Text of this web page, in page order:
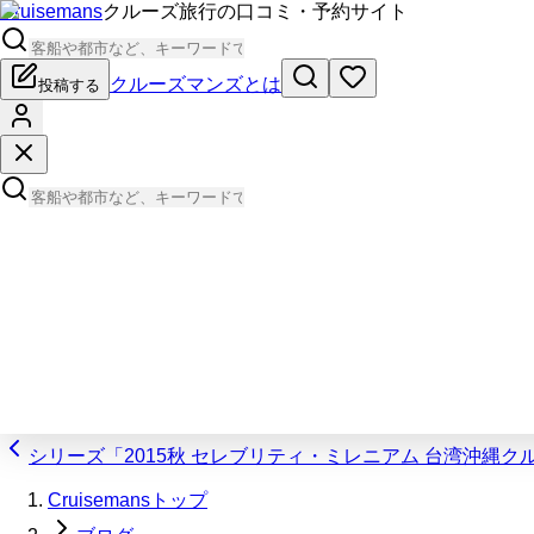
Cruisemansクルーズ旅行の口コミ・予約サイト
投稿する クルーズマンズとは
シリーズ「2015秋 セレブリティ・ミレニアム 台湾沖縄ク
Cruisemansトップ